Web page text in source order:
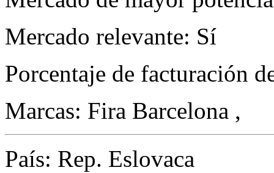
Mercado relevante: Sí
Porcentaje de facturación
Marcas: Fira Barcelona ,
País: Rep. Eslovaca